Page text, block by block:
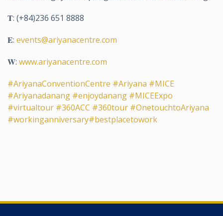
𝐓: (+84)236 651 8888
𝐄: events@ariyanacentre.com
𝐖: www.ariyanacentre.com
#AriyanaConventionCentre #Ariyana #MICE
#Ariyanadanang #enjoydanang #MICEExpo
#virtualtour #360ACC #360tour #OnetouchtoAriyana
#workinganniversary#bestplacetowork